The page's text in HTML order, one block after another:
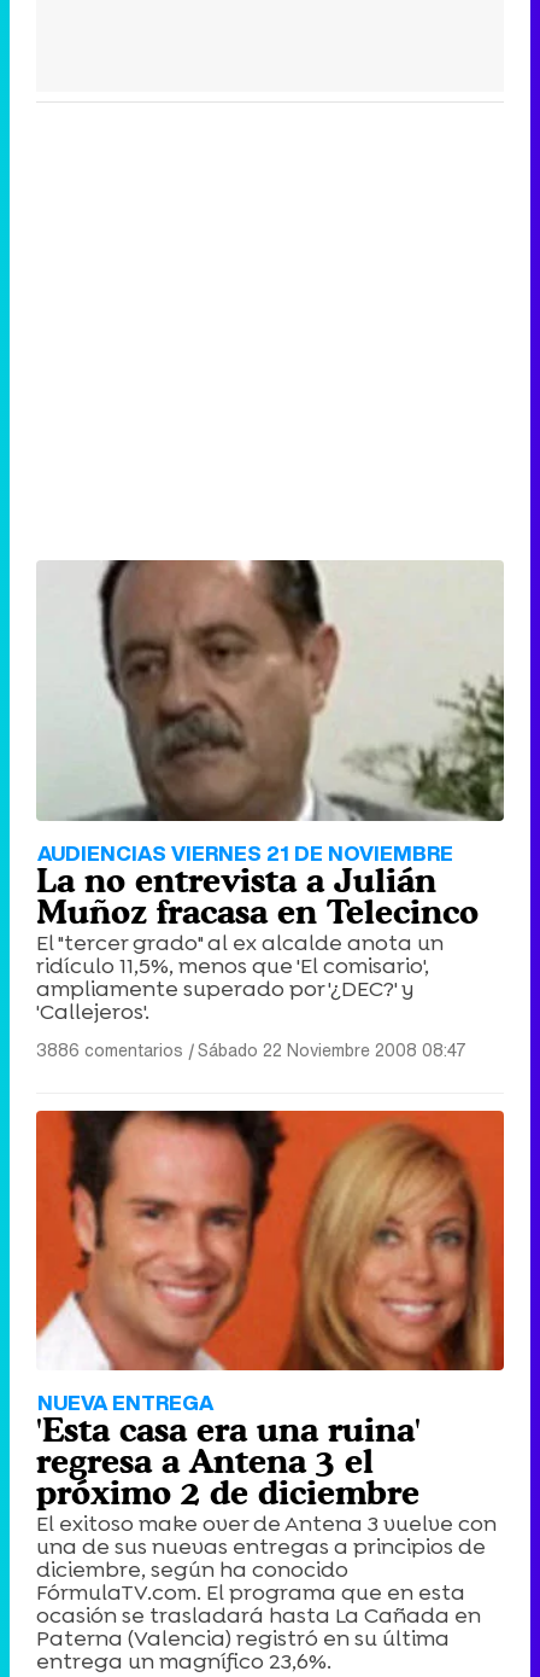
AUDIENCIAS VIERNES 21 DE NOVIEMBRE
La no entrevista a Julián
Muñoz fracasa en Telecinco
El "tercer grado" al ex alcalde anota un
ridículo 11,5%, menos que 'El comisario',
ampliamente superado por '¿DEC?' y
'Callejeros'.
3886 comentarios |Sábado 22 Noviembre 2008 08:47
NUEVA ENTREGA
'Esta casa era una ruina'
regresa a Antena 3 el
próximo 2 de diciembre
El exitoso make over de Antena 3 vuelve con
una de sus nuevas entregas a principios de
diciembre, según ha conocido
FórmulaTV.com. El programa que en esta
ocasión se trasladará hasta La Cañada en
Paterna (Valencia) registró en su última
entrega un magnífico 23,6%.